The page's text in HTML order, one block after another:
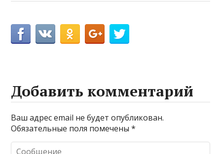
Добавить комментарий
Ваш адрес email не будет опубликован.
Обязательные поля помечены*